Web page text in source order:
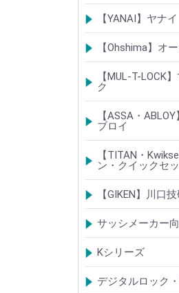
シリンダー
錠・ロック製品
【YANAI】ヤナイ
Rシリーズシリンダ
ロック製品
【Ohshima】オ
シリンダー
錠・ロック製品
【MUL-T-LOCK
ク
シリンダー
南京錠
【ASSA・
ブロイ
シリンダー
ロック製品
【TITAN・
ン・クイックセ
シリンダー
錠
【GIKEN】川口
錠ケース/ラッチン
室内錠シリーズ
サッシメーカー
TOSTEMトステム
新日軽
三協(立山)アルミ
YKK
ミサワホーム
セキスイ
YAMAHA
ダイワハウス
松下電工・ナショ
不二サッシ
その他
Kシリーズ
【KH】アルミサッ
【M】ミワ特殊錠
【G】ゴール特殊錠
【S】ショウワ特
【R】各社特殊錠
【MCY】ミワ取替
【GCY】ゴール取
【SCY】ショウワ
【WCY】ウェスト
【ACY】アルファ
【KCY】コダイ取
【KC】クレセント
その他Kシリーズ
デジタルロック